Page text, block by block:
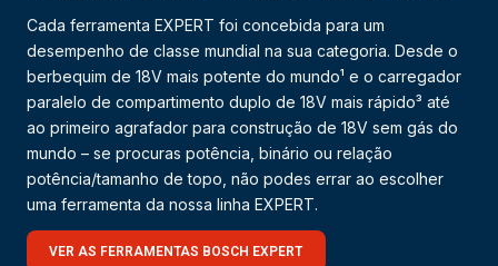
Cada ferramenta EXPERT foi concebida para um
desempenho de classe mundial na sua categoria. Desde o
berbequim de 18V mais potente do mundo¹ e o carregador
paralelo de compartimento duplo de 18V mais rápido³ até
ao primeiro agrafador para construção de 18V sem gás do
mundo – se procuras potência, binário ou relação
potência/tamanho de topo, não podes errar ao escolher
uma ferramenta da nossa linha EXPERT.
VER AS FERRAMENTAS BOSCH EXPERT